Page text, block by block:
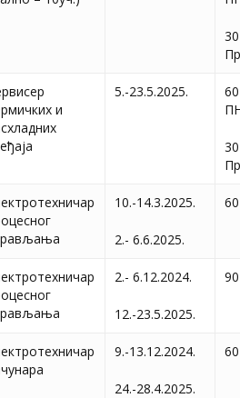
30
и
5.-23.5.2025.
60
30
10.-14.3.2025.
2.- 6.6.2025.
60
2.- 6.12.2024.
12.-23.5.2025.
90
9.-13.12.2024.
24.-28.4.2025.
60